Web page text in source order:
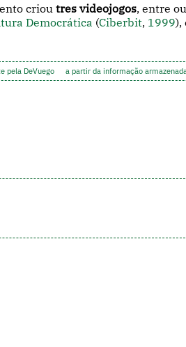
crioutres videojogos, entre
Democrática (Ciberbit, 1999),
pela DeVuego a partir da informação